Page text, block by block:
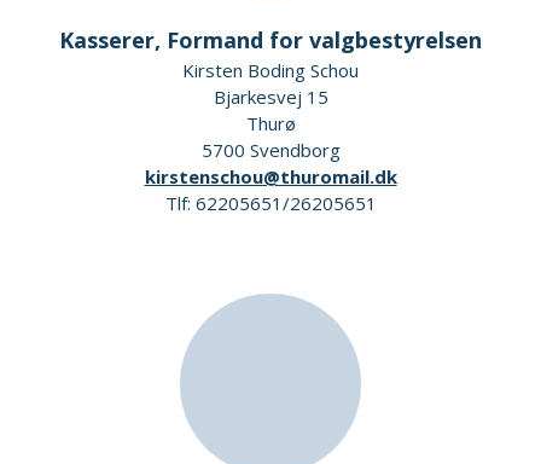
Kasserer, Formand for valgbestyrelsen
Kirsten Boding Schou
Bjarkesvej 15
Thurø
5700 Svendborg
kirstenschou@thuromail.dk
Tlf: 62205651/26205651